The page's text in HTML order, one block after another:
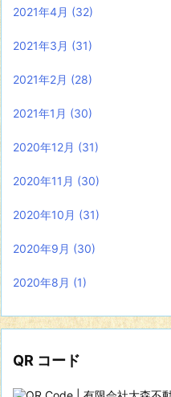
2021年4月 (32)
2021年3月 (31)
2021年2月 (28)
2021年1月 (30)
2020年12月 (31)
2020年11月 (30)
2020年10月 (31)
2020年9月 (30)
2020年8月 (1)
QR コード